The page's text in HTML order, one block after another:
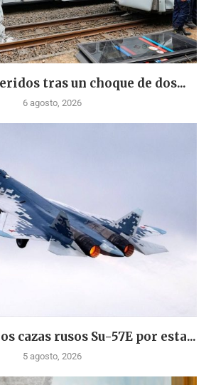
tras un choque de dos...
6 agosto, 2026
cazas rusos Su-57E por esta...
5 agosto, 2026